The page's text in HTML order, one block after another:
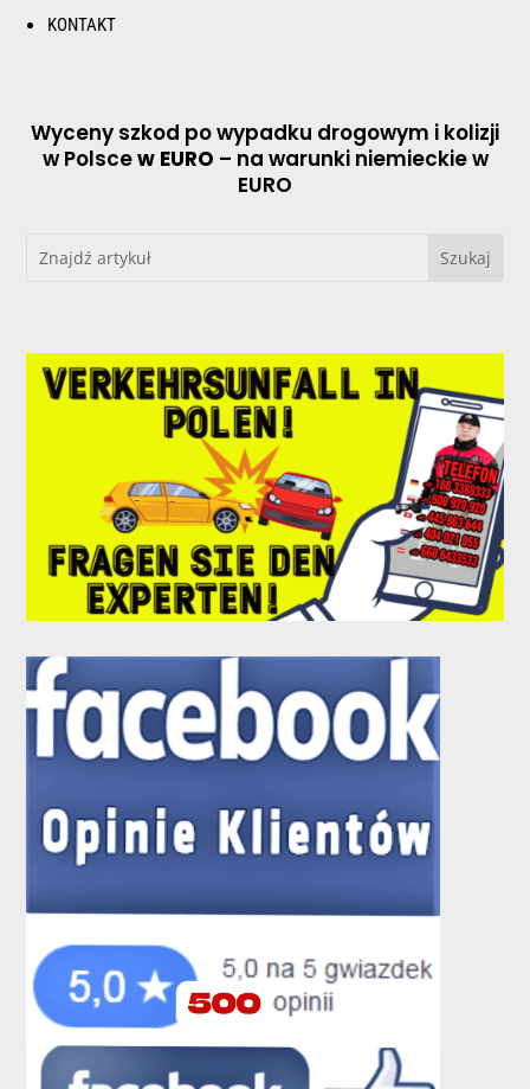
KONTAKT
Wyceny szkod po wypadku drogowym i kolizji
w Polscew EURO – na warunki niemieckie w
EURO